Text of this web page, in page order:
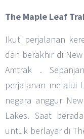
The Maple Leaf
Ikuti perjalanan
dan berakhir di
Amtrak .
perjalanan melalui
negara anggur
Lakes. Saat
untuk berlayar di